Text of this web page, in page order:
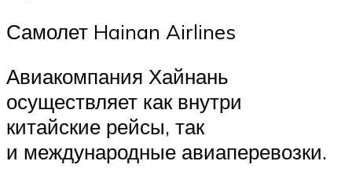
Самолет Hainan Airlines
Авиакомпания Хайнань
осуществляет как внутри
китайские рейсы, так
и международные авиаперевозки.